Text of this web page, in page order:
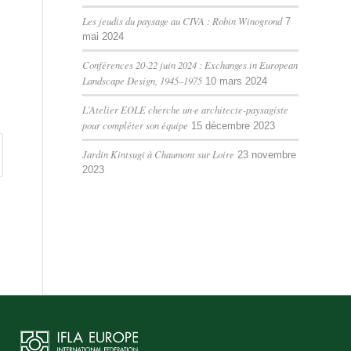
Les jeudis du paysage au CIVA : Robin Winogrond 7
mai 2024
Conférences 20-22 juin 2024 : Exchanges in European
Landscape Design, 1945–1975 10 mars 2024
L’Atelier EOLE cherche un·e architecte-paysagiste
pour compléter son équipe 15 décembre 2023
Jardin Kintsugi à Chaumont sur Loire 23 novembre
2023